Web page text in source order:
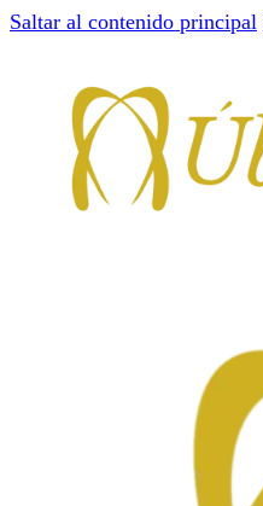
Saltar al contenido principal